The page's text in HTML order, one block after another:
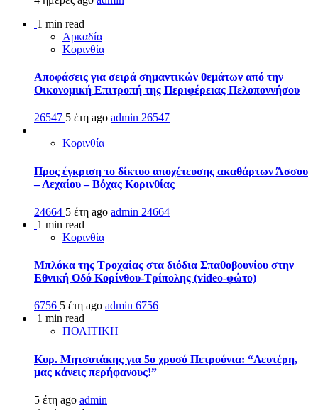
1 min read
Αρκαδία
Κορινθία
Αποφάσεις για σειρά σημαντικών θεμάτων από την
Οικονομική Επιτροπή της Περιφέρειας Πελοποννήσου
26547 5 έτη ago admin 26547
Κορινθία
Προς έγκριση το δίκτυο αποχέτευσης ακαθάρτων Άσσου
– Λεχαίου – Βόχας Κορινθίας
24664 5 έτη ago admin 24664
1 min read
Κορινθία
Μπλόκα της Τροχαίας στα διόδια Σπαθοβουνίου στην
Εθνική Οδό Κορίνθου-Τρίπολης (video-φώτο)
6756 5 έτη ago admin 6756
1 min read
ΠΟΛΙΤΙΚΗ
Κυρ. Μητσοτάκης για 5ο χρυσό Πετρούνια: “Λευτέρη,
μας κάνεις περήφανους!”
5 έτη ago admin